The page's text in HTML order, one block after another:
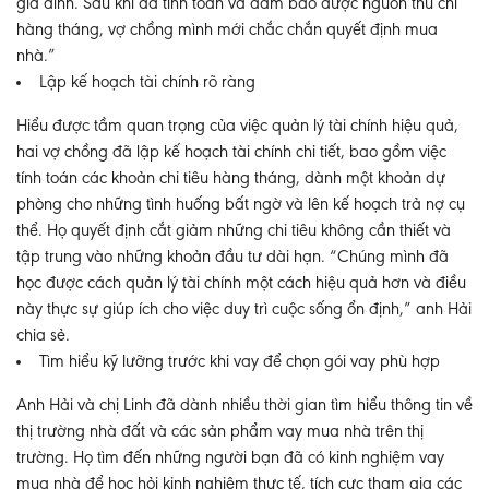
gia đình. Sau khi đã tính toán và đảm bảo được nguồn thu chi
hàng tháng, vợ chồng mình mới chắc chắn quyết định mua
nhà.”
Lập kế hoạch tài chính rõ ràng
Hiểu được tầm quan trọng của việc quản lý tài chính hiệu quả,
hai vợ chồng đã lập kế hoạch tài chính chi tiết, bao gồm việc
tính toán các khoản chi tiêu hàng tháng, dành một khoản dự
phòng cho những tình huống bất ngờ và lên kế hoạch trả nợ cụ
thể. Họ quyết định cắt giảm những chi tiêu không cần thiết và
tập trung vào những khoản đầu tư dài hạn. “Chúng mình đã
học được cách quản lý tài chính một cách hiệu quả hơn và điều
này thực sự giúp ích cho việc duy trì cuộc sống ổn định,” anh Hải
chia sẻ.
Tìm hiểu kỹ lưỡng trước khi vay để chọn gói vay phù hợp
Anh Hải và chị Linh đã dành nhiều thời gian tìm hiểu thông tin về
thị trường nhà đất và các sản phẩm vay mua nhà trên thị
trường. Họ tìm đến những người bạn đã có kinh nghiệm vay
mua nhà để học hỏi kinh nghiệm thực tế, tích cực tham gia các